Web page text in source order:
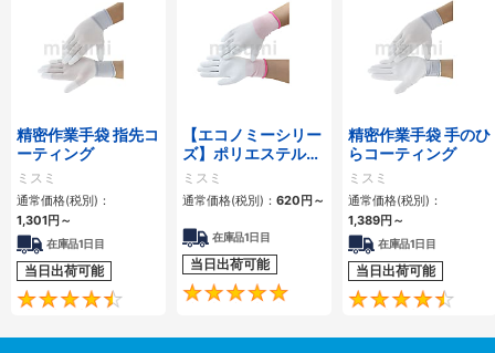
精密作業手袋 指先コ
ーティング
ミスミ
通常価格(税別)：
1,301円 ～
在庫品1日目
当日出荷可能
4.4
【エコノミーシリー
ズ】ポリエステル手
袋（手のひらPUコ
ーティング）
ミスミ
通常価格(税別)： 620円 ～
在庫品1日目
当日出荷可能
4.8
精密作業手袋 手のひ
らコーティング
ミスミ
通常価格(税別)：
1,389円 ～
在庫品1日目
当日出荷可能